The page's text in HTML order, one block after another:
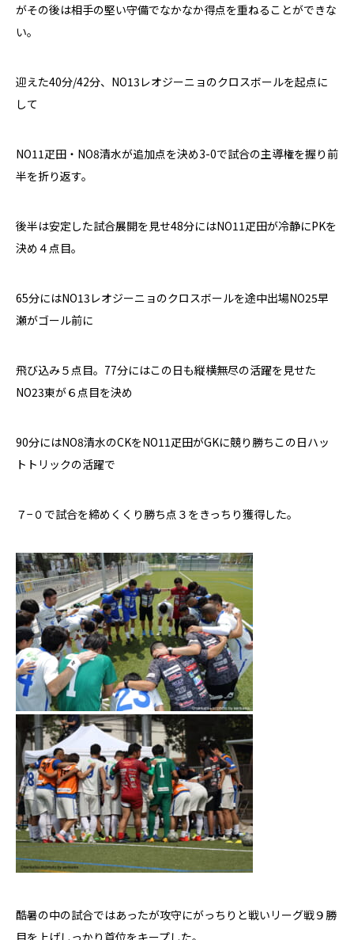
がその後は相手の堅い守備でなかなか得点を重ねることができな
い。
迎えた40分/42分、 NO13 レオジーニョのクロスボールを起点に
して
NO11 疋田・ NO8清水が追加点を決め3-0で試合の主導権を握り前
半を折り返す。
後半は安定した試合展開を見せ48分にはNO11 疋田が冷静にPKを
決め４点目。
65分にはNO13 レオジーニョのクロスボールを途中出場NO25早
瀬がゴール前に
飛び込み５点目。77分にはこの日も縦横無尽の活躍を見せた
NO23東が６点目を決め
90分にはNO8清水のCKをNO11 疋田がGKに競り勝ちこの日ハッ
トトリックの活躍で
７−０で試合を締めくくり勝ち点３をきっちり獲得した。
酷暑の中の試合ではあったが攻守にがっちりと戦いリーグ戦９勝
目を上げしっかり首位をキープした。